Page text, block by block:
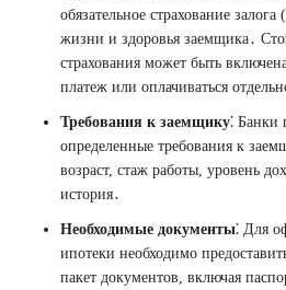
обязательное страхование
жизни и здоровья заемщика․
страхования может быть
платеж или оплачиваться
Требования к заемщику⁚ Банки
определенные требования к
возраст, стаж работы, уровень
история․
Необходимые документы⁚ Для
ипотеки необходимо
пакет документов, включая